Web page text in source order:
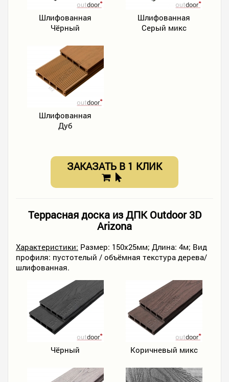
Шлифованная
Чёрный
Шлифованная
Серый микс
Шлифованная
Дуб
ЗАКАЗАТЬ В 1 КЛИК
Террасная доска из ДПК Outdoor 3D
Arizona
Характеристики: Размер: 150х25мм; Длина: 4м; Вид
профиля: пустотелый / объёмная текстура дерева/
шлифованная.
Чёрный Коричневый микс